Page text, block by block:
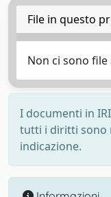
File in questo
Non ci sono
I documenti in
tutti i diritti sono
indicazione.